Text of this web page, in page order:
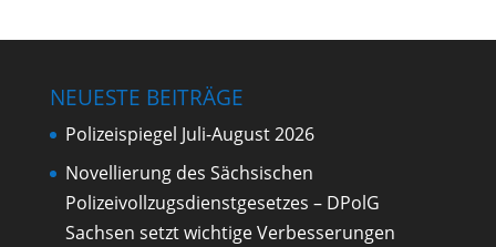
NEUESTE BEITRÄGE
Polizeispiegel Juli-August 2026
Novellierung des Sächsischen
Polizeivollzugsdienstgesetzes – DPolG
Sachsen setzt wichtige Verbesserungen